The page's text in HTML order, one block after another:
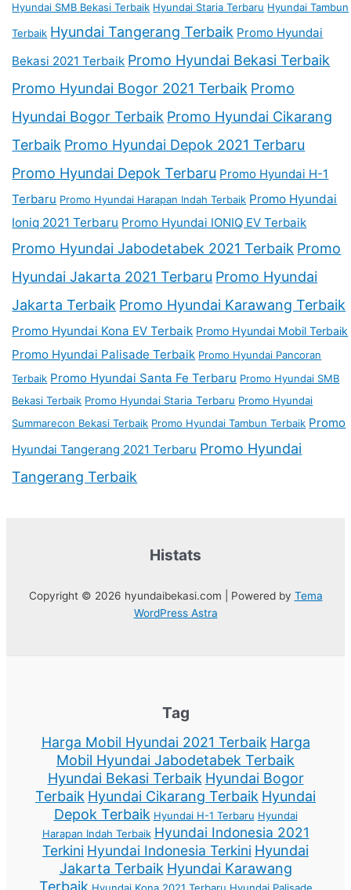
Hyundai SMB Bekasi Terbaik Hyundai Staria Terbaru Hyundai Tambun
Terbaik Hyundai Tangerang Terbaik Promo Hyundai
Bekasi 2021 Terbaik Promo Hyundai Bekasi Terbaik
Promo Hyundai Bogor 2021 Terbaik Promo
Hyundai Bogor Terbaik Promo Hyundai Cikarang
Terbaik Promo Hyundai Depok 2021 Terbaru
Promo Hyundai Depok Terbaru Promo Hyundai H-1
Terbaru Promo Hyundai Harapan Indah Terbaik Promo Hyundai
Ioniq 2021 Terbaru Promo Hyundai IONIQ EV Terbaik
Promo Hyundai Jabodetabek 2021 Terbaik Promo
Hyundai Jakarta 2021 Terbaru Promo Hyundai
Jakarta Terbaik Promo Hyundai Karawang Terbaik
Promo Hyundai Kona EV Terbaik Promo Hyundai Mobil Terbaik
Promo Hyundai Palisade Terbaik Promo Hyundai Pancoran
Terbaik Promo Hyundai Santa Fe Terbaru Promo Hyundai SMB
Bekasi Terbaik Promo Hyundai Staria Terbaru Promo Hyundai
Summarecon Bekasi Terbaik Promo Hyundai Tambun Terbaik Promo
Hyundai Tangerang 2021 Terbaru Promo Hyundai
Tangerang Terbaik
Histats
Copyright © 2026 hyundaibekasi.com | Powered by Tema
WordPress Astra
Tag
Harga Mobil Hyundai 2021 Terbaik Harga
Mobil Hyundai Jabodetabek Terbaik
Hyundai Bekasi Terbaik Hyundai Bogor
Terbaik Hyundai Cikarang Terbaik Hyundai
Depok Terbaik Hyundai H-1 Terbaru Hyundai
Harapan Indah Terbaik Hyundai Indonesia 2021
Terkini Hyundai Indonesia Terkini Hyundai
Jakarta Terbaik Hyundai Karawang
Terbaik